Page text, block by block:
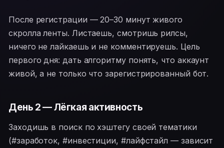
После регистрации — 20–30 минут живого
скролла ленты. Листаешь, смотришь рилсы,
ничего не лайкаешь и не комментируешь. Цель
первого дня: дать алгоритму понять, что аккаунт
живой, а не только что зарегистрированный бот.
День 2 — Лёгкая активность
Заходишь в поиск по хэштегу своей тематики
(#заработок, #инвестиции, #лайфстайл — зависит